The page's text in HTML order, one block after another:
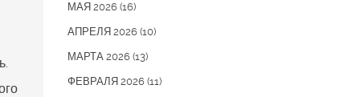
МАЯ 2026 (16)
АПРЕЛЯ 2026 (10)
МАРТА 2026 (13)
ФЕВРАЛЯ 2026 (11)